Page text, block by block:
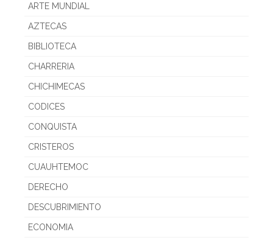
ARTE MUNDIAL
AZTECAS
BIBLIOTECA
CHARRERIA
CHICHIMECAS
CODICES
CONQUISTA
CRISTEROS
CUAUHTEMOC
DERECHO
DESCUBRIMIENTO
ECONOMIA